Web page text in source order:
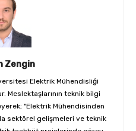
Zengin
Elektrik Mühendisliği
Meslektaşlarının teknik bilgi
"Elektrik Mühendisinden
sektörel gelişmeleri ve teknik